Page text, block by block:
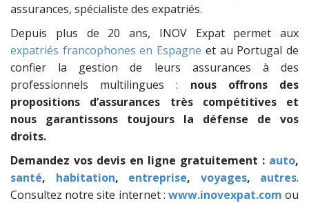
assurances, spécialiste des expatriés.
Depuis plus de 20 ans, INOV Expat permet aux
expatriés francophones en Espagne et au Portugal de
confier la gestion de leurs assurances à des
professionnels multilingues : nous offrons des
propositions d’assurances très compétitives et
nous garantissons toujours la défense de vos
droits.
Demandez vos devis en ligne gratuitement : auto,
santé, habitation, entreprise, voyages, autres.
Consultez notre site internet : www.inovexpat.com ou